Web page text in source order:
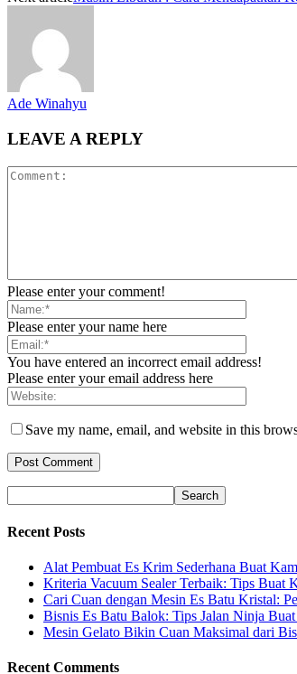
Ade Winahyu
LEAVE A REPLY
Please enter your comment!
Please enter your name here
You have entered an incorrect email address!
Please enter your email address here
Save my name, email, and website in this
Recent Posts
Alat Pembuat Es Krim Sederhana Buat
Kriteria Vacuum Sealer Terbaik: Tips Buat
Cari Cuan dengan Mesin Es Batu Kristal:
Bisnis Es Batu Balok: Tips Jalan Ninja
Mesin Gelato Bikin Cuan Maksimal dari
Recent Comments